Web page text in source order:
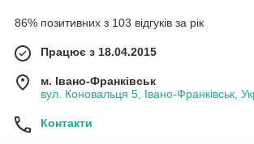
86% позитивних з 103 відгуків за рік
Працює з 18.04.2015
м. Івано-Франківськ
вул. Коновальця 5, Івано-Франківськ,
Контакти